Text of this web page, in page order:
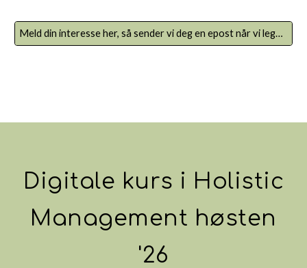
Meld din interesse her, så sender vi deg en epost når vi legger ut nye aktiviteter.
Digitale kurs i Holistic
Management høsten
'26